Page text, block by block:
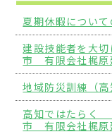
夏期休暇につい
建設技能者を大
市 有限会社梶原
地域防災訓練（
高知ではたらく
市 有限会社梶原